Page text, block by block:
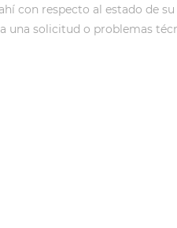
con respecto al estado de
solicitud o problemas